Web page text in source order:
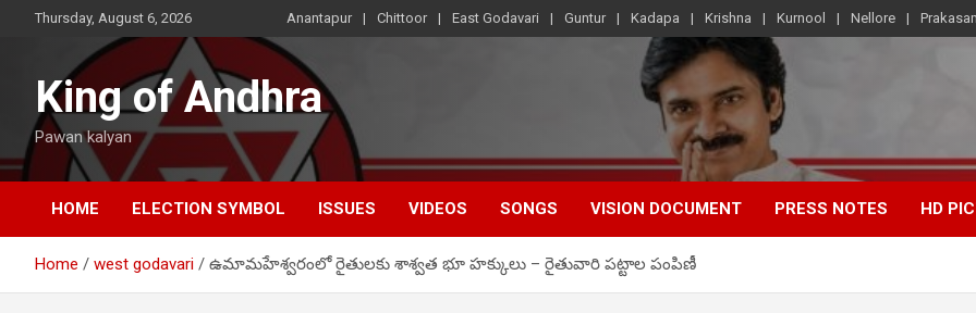
Thursday, August 6, 2026 Anantapur Chittoor East Godavari Guntur Kadapa Krishna Kurnool Nellore
King of Andhra
Pawan kalyan
HOME ELECTION SYMBOL ISSUES VIDEOS SONGS VISION DOCUMENT PRESS NOTES HD
Home west godavari ఉమామహేశ్వరంలో రైతులకు శాశ్వత భూ హక్కులు – రైతువారి పట్టాల పంపిణీ